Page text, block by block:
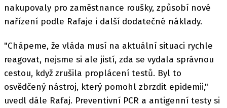
nakupovaly pro zaměstnance roušky, způsobí nové
nařízení podle Rafaje i další dodatečné náklady.
"Chápeme, že vláda musí na aktuální situaci rychle
reagovat, nejsme si ale jistí, zda se vydala správnou
cestou, když zrušila proplácení testů. Byl to
osvědčený nástroj, který pomohl zbrzdit epidemii,"
uvedl dále Rafaj. Preventivní PCR a antigenní testy si